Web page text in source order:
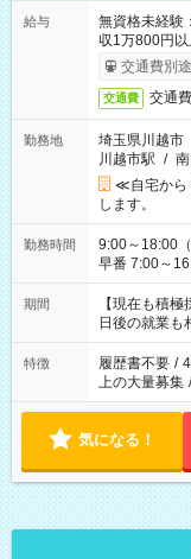
給与
無資格未経
収1万800円以
交通費別
交通費 交通
勤務地
埼玉県川越市
川越市駅 /
≪自宅から
します。
勤務時間
9:00～18:00（休憩60分） ■ご希
早番 7:00～16:00 遅番
い」 「余裕
たくない」 など
の方へ 今ご
の勤務時間。
期間
【現在も積
日後の就業も
特徴 履歴書不要 /
上の大量募集 /
気になる！